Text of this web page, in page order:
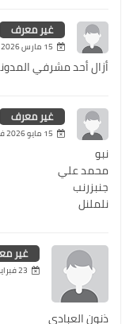
غير معرف
15 مارس 2026 في 9:55 م
أزال أحد مشرفي
غير معرف
15 مايو 2026 في 11:28 م
نبو
محمد علي
جنبزرنب
نلملنل
غير
23 فبراير 2026 في 7:10 ص
ذنون العبادي